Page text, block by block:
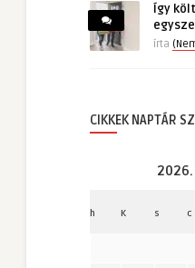
Így
írta
CIKKEK NAPTÁR
h K s c